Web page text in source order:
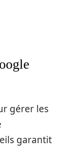
gérer les
garantit